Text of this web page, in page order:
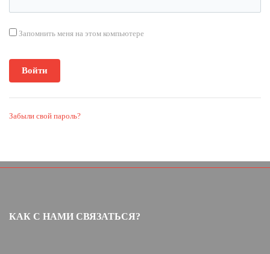
Запомнить меня на этом компьютере
Забыли свой пароль?
КАК С НАМИ СВЯЗАТЬСЯ?